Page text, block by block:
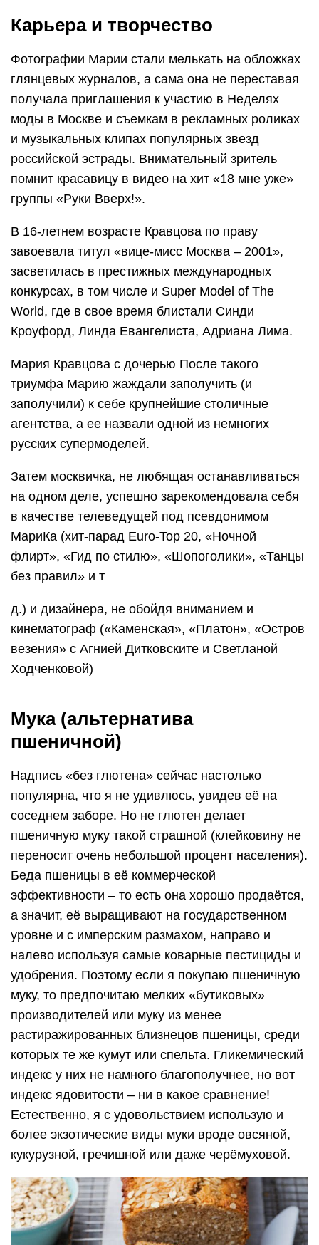
Карьера и творчество
Фотографии Марии стали мелькать на обложках
глянцевых журналов, а сама она не переставая
получала приглашения к участию в Неделях
моды в Москве и съемкам в рекламных роликах
и музыкальных клипах популярных звезд
российской эстрады. Внимательный зритель
помнит красавицу в видео на хит «18 мне уже»
группы «Руки Вверх!».
В 16-летнем возрасте Кравцова по праву
завоевала титул «вице-мисс Москва – 2001»,
засветилась в престижных международных
конкурсах, в том числе и Super Model of The
World, где в свое время блистали Синди
Кроуфорд, Линда Евангелиста, Адриана Лима.
Мария Кравцова с дочерью После такого
триумфа Марию жаждали заполучить (и
заполучили) к себе крупнейшие столичные
агентства, а ее назвали одной из немногих
русских супермоделей.
Затем москвичка, не любящая останавливаться
на одном деле, успешно зарекомендовала себя
в качестве телеведущей под псевдонимом
МариКа (хит-парад Euro-Top 20, «Ночной
флирт», «Гид по стилю», «Шопоголики», «Танцы
без правил» и т
д.) и дизайнера, не обойдя вниманием и
кинематограф («Каменская», «Платон», «Остров
везения» с Агнией Дитковските и Светланой
Ходченковой)
Мука (альтернатива
пшеничной)
Надпись «без глютена» сейчас настолько
популярна, что я не удивлюсь, увидев её на
соседнем заборе. Но не глютен делает
пшеничную муку такой страшной (клейковину не
переносит очень небольшой процент населения).
Беда пшеницы в её коммерческой
эффективности – то есть она хорошо продаётся,
а значит, её выращивают на государственном
уровне и с имперским размахом, направо и
налево используя самые коварные пестициды и
удобрения. Поэтому если я покупаю пшеничную
муку, то предпочитаю мелких «бутиковых»
производителей или муку из менее
растиражированных близнецов пшеницы, среди
которых те же кумут или спельта. Гликемический
индекс у них не намного благополучнее, но вот
индекс ядовитости – ни в какое сравнение!
Естественно, я с удовольствием использую и
более экзотические виды муки вроде овсяной,
кукурузной, гречишной или даже черёмуховой.